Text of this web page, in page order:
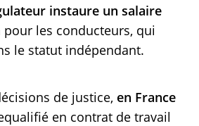
instaure un salaire
pour les conducteurs, qui
le statut indépendant.
de justice, en France
en contrat de travail